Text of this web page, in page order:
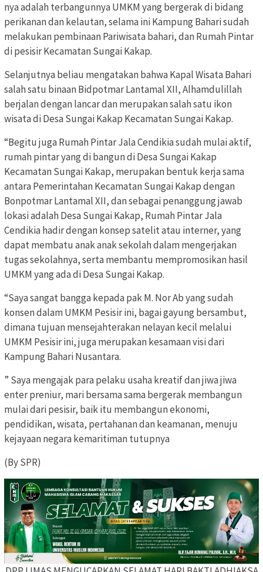
nya adalah terbangunnya UMKM yang bergerak di bidang
perikanan dan kelautan, selama ini Kampung Bahari sudah
melakukan pembinaan Pariwisata bahari, dan Rumah Pintar
di pesisir Kecamatan Sungai Kakap.
Selanjutnya beliau mengatakan bahwa Kapal Wisata Bahari
salah satu binaan Bidpotmar Lantamal XII, Alhamdulillah
berjalan dengan lancar dan merupakan salah satu ikon
wisata di Desa Sungai Kakap Kecamatan Sungai Kakap.
“Begitu juga Rumah Pintar Jala Cendikia sudah mulai aktif,
rumah pintar yang di bangun di Desa Sungai Kakap
Kecamatan Sungai Kakap, merupakan bentuk kerja sama
antara Pemerintahan Kecamatan Sungai Kakap dengan
Bonpotmar Lantamal XII, dan sebagai penanggung jawab
lokasi adalah Desa Sungai Kakap, Rumah Pintar Jala
Cendikia hadir dengan konsep satelit atau interner, yang
dapat membatu anak anak sekolah dalam mengerjakan
tugas sekolahnya, serta membantu mempromosikan hasil
UMKM yang ada di Desa Sungai Kakap.
“Saya sangat bangga kepada pak M. Nor Ab yang sudah
konsen dalam UMKM Pesisir ini, bagai gayung bersambut,
dimana tujuan mensejahterakan nelayan kecil melalui
UMKM Pesisir ini, juga merupakan kesamaan visi dari
Kampung Bahari Nusantara.
” Saya mengajak para pelaku usaha kreatif dan jiwa jiwa
enter preniur, mari bersama sama bergerak membangun
mulai dari pesisir, baik itu membangun ekonomi,
pendidikan, wisata, pertahanan dan keamanan, menuju
kejayaan negara kemaritiman tutupnya
(By SPR)